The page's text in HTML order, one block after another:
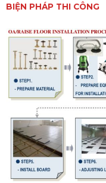
BIỆN PHÁP THI CÔNG